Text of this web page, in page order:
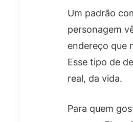
Um padrão
personagem
endereço que
Esse tipo de
real, da vida.
Para quem